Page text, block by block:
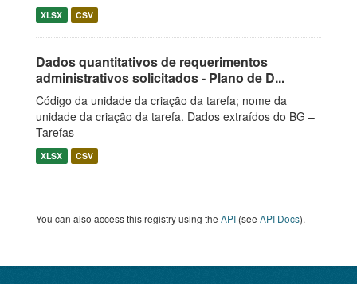
XLSX CSV
Dados quantitativos de requerimentos
administrativos solicitados - Plano de D...
Código da unidade da criação da tarefa; nome da
unidade da criação da tarefa. Dados extraídos do BG –
Tarefas
XLSX CSV
You can also access this registry using the API (see API Docs).